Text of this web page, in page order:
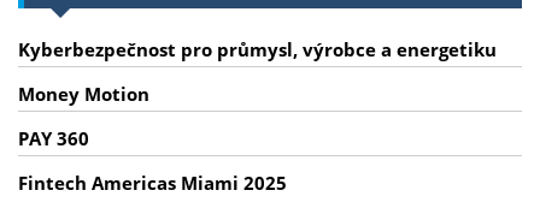
Kyberbezpečnost pro průmysl, výrobce a energetiku
Money Motion
PAY 360
Fintech Americas Miami 2025